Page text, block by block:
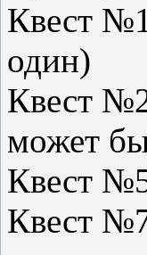
Квест
один)
Квест
может
Квест
Квест